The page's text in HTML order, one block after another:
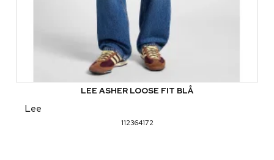
LEE ASHER LOOSE FIT BLÅ
Lee
112364172